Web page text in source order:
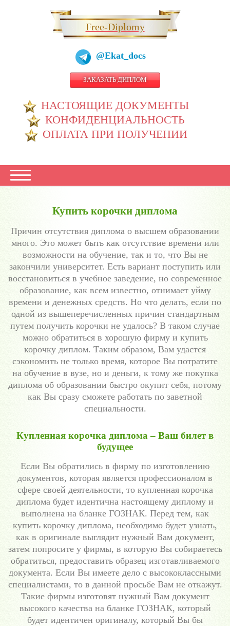
Free-Diplomy
@Ekat_docs
ЗАКАЗАТЬ ДИПЛОМ
НАСТОЯЩИЕ ДОКУМЕНТЫ
КОНФИДЕНЦИАЛЬНОСТЬ
ОПЛАТА ПРИ ПОЛУЧЕНИИ
Купить корочки диплома
Причин отсутствия диплома о высшем образовании
много. Это может быть как отсутствие времени или
возможности на обучение, так и то, что Вы не
закончили университет. Есть вариант поступить или
восстановиться в учебное заведение, но современное
образование, как всем известно, отнимает уйму
времени и денежных средств. Но что делать, если по
одной из вышеперечисленных причин стандартным
путем получить корочки не удалось? В таком случае
можно обратиться в хорошую фирму и купить
корочку диплом. Таким образом, Вам удастся
сэкономить не только время, которое Вы потратите
на обучение в вузе, но и деньги, к тому же покупка
диплома об образовании быстро окупит себя, потому
как Вы сразу сможете работать по заветной
специальности.
Купленная корочка диплома – Ваш билет в
будущее
Если Вы обратились в фирму по изготовлению
документов, которая является профессионалом в
сфере своей деятельности, то купленная корочка
диплома будет идентична настоящему диплому и
выполнена на бланке ГОЗНАК. Перед тем, как
купить корочку диплома, необходимо будет узнать,
как в оригинале выглядит нужный Вам документ,
затем попросите у фирмы, в которую Вы собираетесь
обратиться, предоставить образец изготавливаемого
документа. Если Вы имеете дело с высококлассными
специалистами, то в данной просьбе Вам не откажут.
Такие фирмы изготовят нужный Вам документ
высокого качества на бланке ГОЗНАК, который
будет идентичен оригиналу, который Вы бы